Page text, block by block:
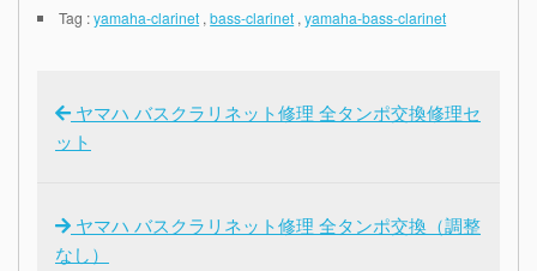
Tag :yamaha-clarinet ,bass-clarinet ,yamaha-bass-clarinet
ヤマハ バスクラリネット修理 全タンポ交換修理セ
ット
ヤマハ バスクラリネット修理 全タンポ交換（調整
なし）